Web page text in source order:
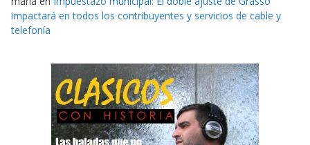
impactará en todos los contribuyentes y servicios de cable y
telefonía